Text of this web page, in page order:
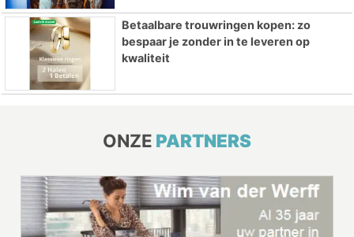
Betaalbare trouwringen kopen: zo
bespaar je zonder in te leveren op
kwaliteit
ONZE PARTNERS